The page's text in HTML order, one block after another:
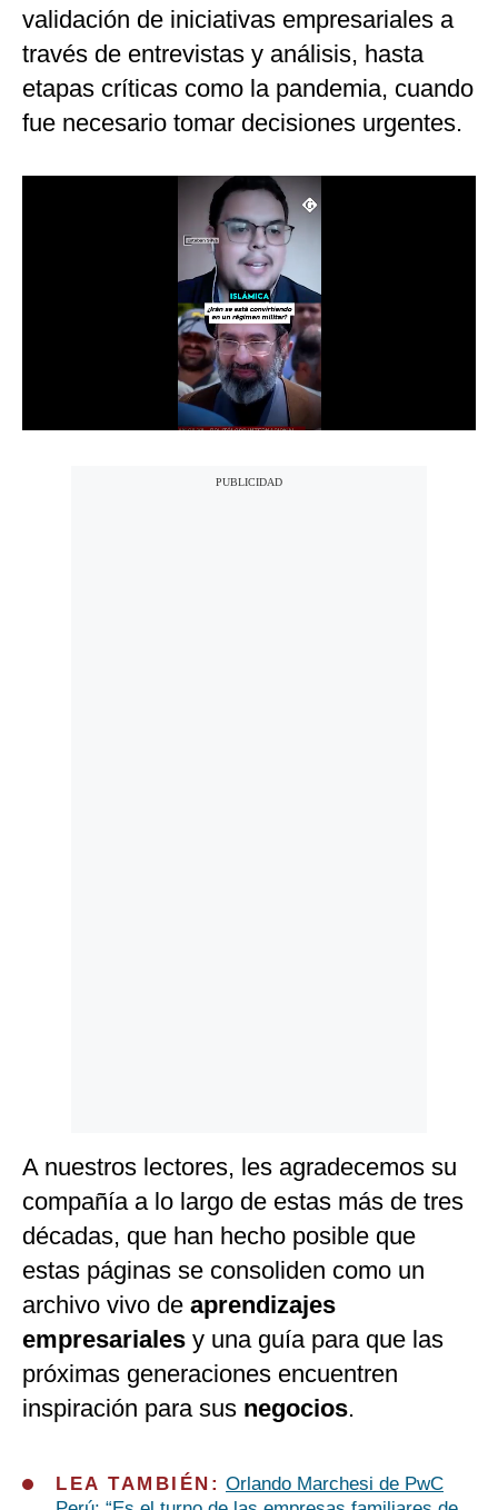
validación de iniciativas empresariales a
través de entrevistas y análisis, hasta
etapas críticas como la pandemia, cuando
fue necesario tomar decisiones urgentes.
A nuestros lectores, les agradecemos su
compañía a lo largo de estas más de tres
décadas, que han hecho posible que
estas páginas se consoliden como un
archivo vivo de aprendizajes
empresariales y una guía para que las
próximas generaciones encuentren
inspiración para sus negocios.
LEA TAMBIÉN: Orlando Marchesi de PwC